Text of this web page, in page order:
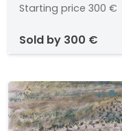
Starting price 300 €
sold by 300 €